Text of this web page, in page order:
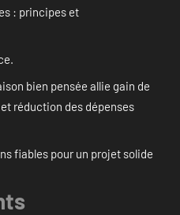
: principes et
bien pensée allie gain de
réduction des dépenses
fiables pour un projet solide